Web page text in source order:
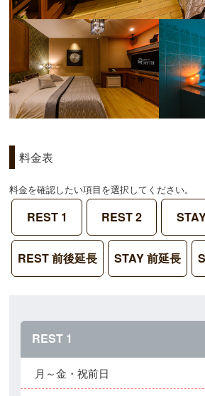
料金表
料金を確認したい項目を選択してください。
REST 1 REST 2
REST 前後延長 STAY 前延長
REST 1
月～金・祝前日